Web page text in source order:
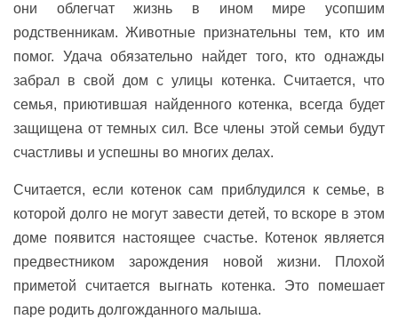
они облегчат жизнь в ином мире усопшим
родственникам. Животные признательны тем, кто им
помог. Удача обязательно найдет того, кто однажды
забрал в свой дом с улицы котенка. Считается, что
семья, приютившая найденного котенка, всегда будет
защищена от темных сил. Все члены этой семьи будут
счастливы и успешны во многих делах.
Считается, если котенок сам приблудился к семье, в
которой долго не могут завести детей, то вскоре в этом
доме появится настоящее счастье. Котенок является
предвестником зарождения новой жизни. Плохой
приметой считается выгнать котенка. Это помешает
паре родить долгожданного малыша.